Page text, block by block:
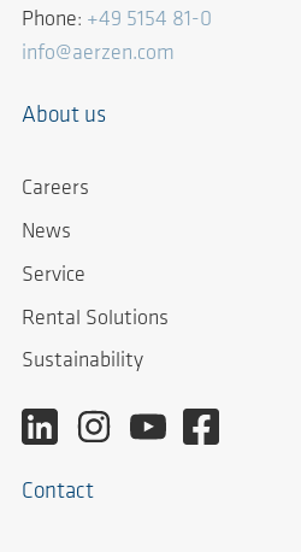
Phone: +49 5154 81-0
info@aerzen.com
About us
Careers
News
Service
Rental Solutions
Sustainability
Contact